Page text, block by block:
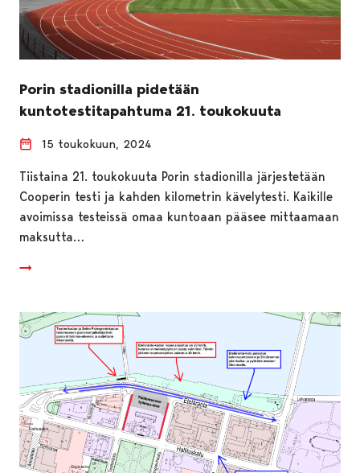
Porin stadionilla pidetään
kuntotestitapahtuma 21. toukokuuta
15 toukokuun, 2024
Tiistaina 21. toukokuuta Porin stadionilla järjestetään
Cooperin testi ja kahden kilometrin kävelytesti. Kaikille
avoimissa testeissä omaa kuntoaan pääsee mittaamaan
maksutta…